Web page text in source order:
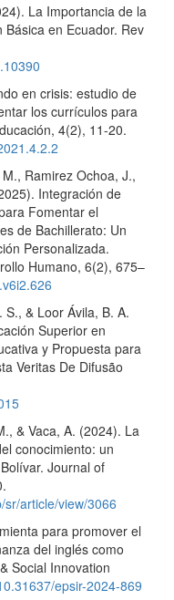
La Importancia de la
en Ecuador. Rev
en crisis: estudio de
los currículos para
4(2), 11-20.
Ramirez Ochoa, J.,
Integración de
Fomentar el
de Bachillerato: Un
Personalizada.
Humano, 6(2), 675–
S., & Loor Ávila, B. A.
Superior en
y Propuesta para
Veritas De Difusão
& Vaca, A. (2024). La
conocimiento: un
Journal of
article/view/3066
para promover el
del inglés como
Social Innovation
epsir-2024-869